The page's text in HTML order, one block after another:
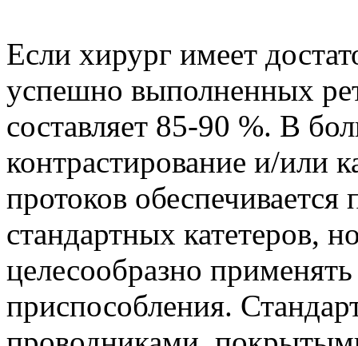
Если хирург имеет
успешно выполненных
составляет 85-90 %. В
контрастирование и/или
протоков обеспечивается
стандартных катетеров,
целесообразно
приспособления.